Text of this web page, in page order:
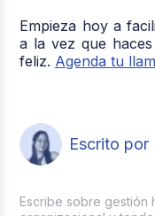
Empieza hoy a
a la vez que
feliz. Agenda tu
Escrito por
Escribe sobre gestión